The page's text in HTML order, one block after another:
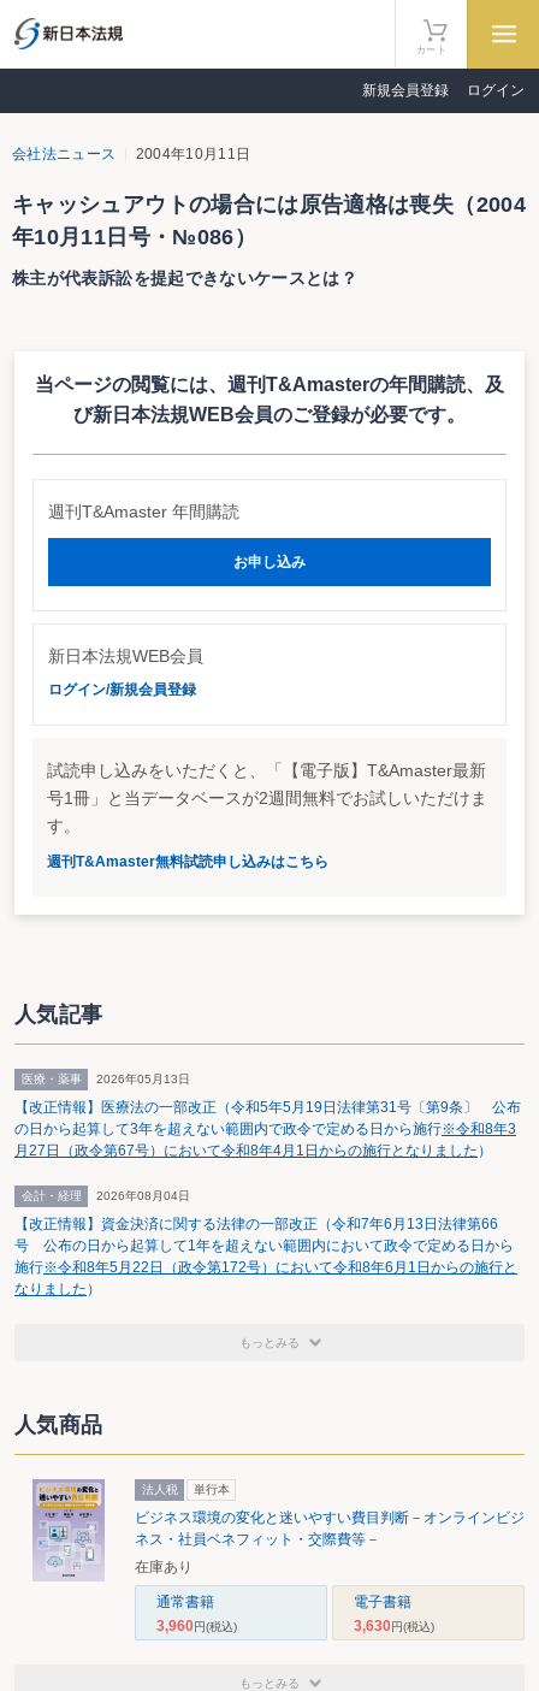
カート
新規会員登録 ログイン
会社法ニュース 2004年10月11日
キャッシュアウトの場合には原告適格は喪失（2004
年10月11日号・№086）
株主が代表訴訟を提起できないケースとは？
今回の会社法改正における株主代表訴訟の見直しでは、株式交換・株式移転
によって持株会社が創設され、その持株会社の株主になったとしても、原告適
格は喪失しないことになっている（077号13頁参照）。しかし、キャッシュア
ウトされた場合には、原告適格は喪失することが分かった。
要綱案では、株式交換・株式移転によって持株会社が創設され、その持株会
ただ、注意しなければならないのは、その他の改正において、合併対価の柔
軟化が手当てされることになっていることだ（075号10頁参照）。
ることを認めるというもの。例えば、存続会社の株式でなく、現金等を交付し
と、会社に過大な費用の負担が生ずることその他これに準ずる事情が生ずるこ
とが、相当の確実さをもって予測される場合」が盛り込まれている。
この場合の「会社の正当な利益が著しく害されること」とは、営業秘密等の
ことを指し、「会社に過大な費用の負担が生ずる」とは、極端な話でいえば、
数万円の賠償請求といったケースを指す。数万円の損害賠償で訴訟費用がかか
りすぎるケース等については訴訟を提起できないということだ。
役が破産しており、訴訟に勝ったとしても、一銭も賠償金を取れないケースな
会社法現代化要綱案は10月27日に決定
国会に法案が提出されることになる。
当ページの閲覧には、週刊T&Amasterの年間購読、 及
び新日本法規WEB会員のご登録が必要です。
週刊T&Amaster 年間購読
お申し込み
新日本法規WEB会員
ログイン/新規会員登録
試読申し込みをいただくと、「【電子版】T&Amaster最新
号1冊」と当データベースが2週間無料でお試しいただけま
す。
週刊T&Amaster無料試読申し込みはこちら
人気記事
医療・薬事 2026年05月13日
【改正情報】医療法の一部改正（令和5年5月19日法律第31号〔第9条〕 公布
の日から起算して3年を超えない範囲内で政令で定める日から施行※令和8年3
月27日（政令第67号）において令和8年4月1日からの施行となりました ）
会計・経理 2026年08月04日
【改正情報】資金決済に関する法律の一部改正（令和7年6月13日法律第66
号 公布の日から起算して1年を超えない範囲内において政令で定める日から
施行※令和8年5月22日（政令第172号）において令和8年6月1日からの施行と
なりました ）
もっとみる
人気商品
法人税 単行本
ビジネス環境の変化と迷いやすい費目判断－オンラインビジ
ネス・社員ベネフィット・交際費等－
在庫あり
通常書籍
3,960円(税込)
電子書籍
3,630円(税込)
もっとみる